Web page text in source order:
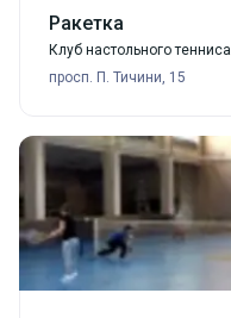
Ракетка
Клуб настольного тенниса
просп. П. Тичини, 15